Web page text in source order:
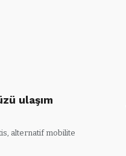
ulaşım
alternatif mobilite